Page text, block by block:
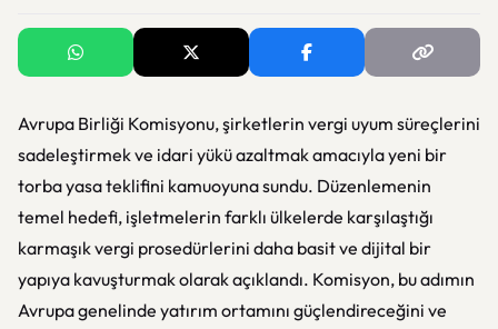
Avrupa Birliği Komisyonu, şirketlerin vergi uyum süreçlerini
sadeleştirmek ve idari yükü azaltmak amacıyla yeni bir
torba yasa teklifini kamuoyuna sundu. Düzenlemenin
temel hedefi, işletmelerin farklı ülkelerde karşılaştığı
karmaşık vergi prosedürlerini daha basit ve dijital bir
yapıya kavuşturmak olarak açıklandı. Komisyon, bu adımın
Avrupa genelinde yatırım ortamını güçlendireceğini ve